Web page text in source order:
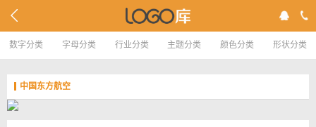
数字分类 字母分类 行业分类 主题分类 颜色分类 形状分类
中国东方航空